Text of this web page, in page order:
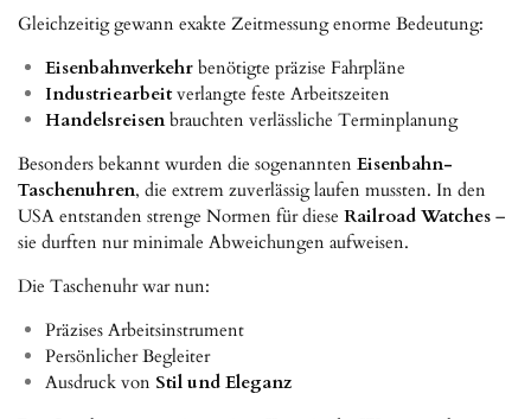
Gleichzeitig gewann exakte Zeitmessung enorme Bedeutung:
Eisenbahnverkehrbenötigte präzise Fahrpläne
Industriearbeitverlangte feste Arbeitszeiten
Handelsreisenbrauchten verlässliche Terminplanung
Besonders bekannt wurden die sogenannten Eisenbahn-
Taschenuhren, die extrem zuverlässig laufen mussten. In den
USA entstanden strenge Normen für diese Railroad Watches –
sie durften nur minimale Abweichungen aufweisen.
Die Taschenuhr war nun:
Präzises Arbeitsinstrument
Persönlicher Begleiter
Ausdruck von Stil und Eleganz